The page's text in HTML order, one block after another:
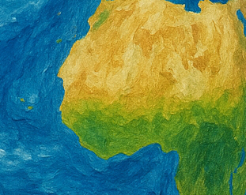
營造類移工6月底突破3萬5千人 年增1千8
百人 一般營造增加最多
2 天 AGO